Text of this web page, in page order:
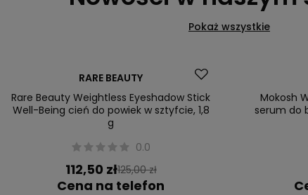
Pokaż wszystkie
RARE BEAUTY
Rare Beauty Weightless Eyeshadow Stick
Well-Being cień do powiek w sztyfcie, 1,8
g
0.0
112,50 zł125,00 zł
Cena na telefon
Mokosh
serum do